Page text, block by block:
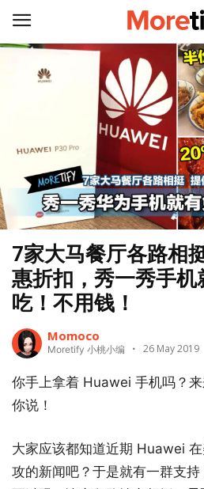
7家大马餐厅各路相
惠折扣，秀一秀手
吃！不用钱！
Momoco
Moretify 小桃小编 26 May 2019
你手上拿着 Huawei 手机吗？
你说！
大家应该都知道近期 Huawei
攻的新闻吧？于是就有一群支